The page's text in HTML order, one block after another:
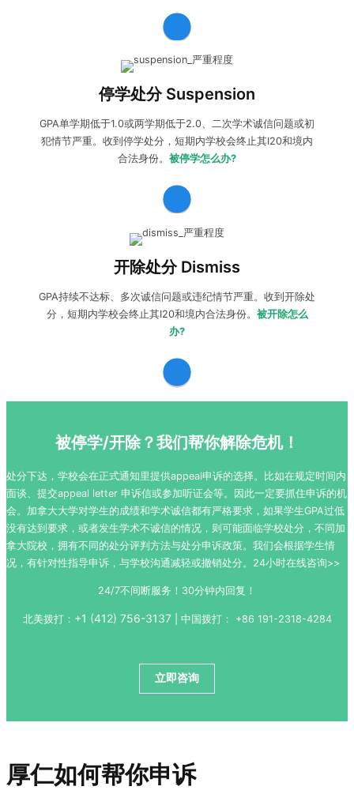
停学处分 Suspension
GPA单学期低于1.0或两学期低于2.0、二次学术诚信问题或初
犯情节严重。收到停学处分，短期内学校会终止其I20和境内
合法身份。 被停学怎么办?
收到停学处分suspension: 学生可以向学校提出
，同时准备 紧急转学
保住学生身份。做好
Readmission回原校申请规划。
开除处分 Dismiss
GPA持续不达标、多次诚信问题或违纪情节严重。收到开除处
分，短期内学校会终止其I20和境内合法身份。 被开除怎么
办?
收到开除处分dismiss:学生可以向学校提出
，同时准备紧急转学 保住学生身份。如果永久开除
无法回原校，需要做好后续留学规划和申请。
被停学/开除？我们帮你解除危机！
处分下达，学校会在正式通知里提供appeal申诉的选择。比如在规定时间内
面谈、提交appeal letter 申诉信或参加听证会等。因此一定要抓住申诉的机
会。加拿大大学对学生的成绩和学术诚信都有严格要求，如果学生GPA过低
没有达到要求，或者发生学术不诚信的情况，则可能面临学校处分，不同加
拿大院校，拥有不同的处分评判方法与处分申诉政策。我们会根据学生情
况，有针对性指导申诉，与学校沟通减轻或撤销处分。24小时在线咨询>>
24/7不间断服务！30分钟内回复！
北美拨打： +1 (412) 756-3137| 中国拨打： +86 191-2318-4284
立即咨询
厚仁如何帮你申诉